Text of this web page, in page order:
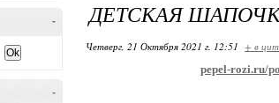
-
-
ДЕТСКАЯ
Четверг, 21 Октября 2021 г. 12:51 + в
pepel-rozi.ru/